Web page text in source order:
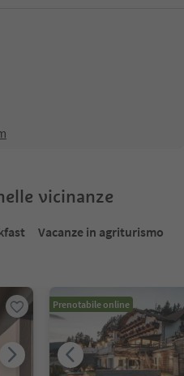
vicinanze
Vacanze in agriturismo
Prenotabile online